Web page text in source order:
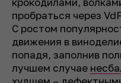
пробраться через
С ростом
движения в
попадя, заполнив
лучшем случае